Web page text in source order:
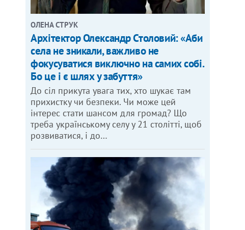
ОЛЕНА СТРУК
Архітектор Олександр Столовий: «Аби
села не зникали, важливо не
фокусуватися виключно на самих собі.
Бо це і є шлях у забуття»
До сіл прикута увага тих, хто шукає там
прихистку чи безпеки. Чи може цей
інтерес стати шансом для громад? Що
треба українському селу у 21 столітті, щоб
розвиватися, і до…